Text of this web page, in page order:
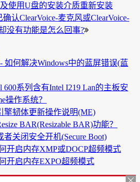
使用U盘的安装介质重新安装
确认ClearVoice-麦克风或ClearVoice-
没有功能是怎么回事?
如何解决Windows中的蓝屏错误(蓝
600系列含有Intel I219 Lan的主板安
操作系统？
擎韧体更新操作说明(ME)
BAR(Resizable BAR)功能？
关闭安全开机(Secure Boot)
开启内存XMP或DOCP超频模式
开启内存EXPO超频模式